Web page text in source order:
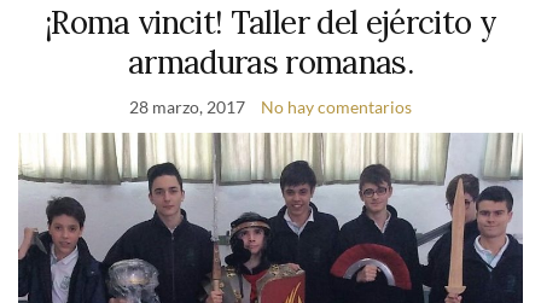
¡Roma vincit! Taller del ejército y
armaduras romanas.
28 marzo, 2017 No hay comentarios